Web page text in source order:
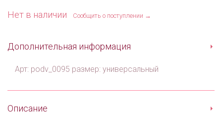
Нет в наличии Сообщить о поступлении →
Дополнительная информация
Арт: podv_0095 размер: универсальный
Описание